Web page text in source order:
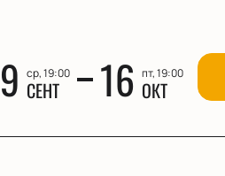
9 ср, 19:00
СЕНТ 16 пт, 19:00
ОКТ